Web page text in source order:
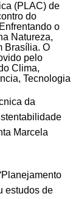
(PLAC) de
do
o
Natureza,
Brasília. O
pelo
Clima,
Tecnologia
da
Marcela
estudos de